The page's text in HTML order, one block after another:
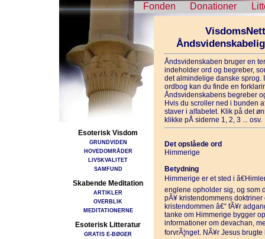
Fonden Donationer
Esoterisk Visdom
GRUNDVIDEN
HOVEDOMRÅDER
LIVSKVALITET
SAMFUND
Skabende Meditation
ARTIKLER
OVERBLIK
MEDITATIONERNE
Esoterisk Litteratur
GRATIS E-BØGER
Åndsvidenskaben bruger en
indeholder ord og begreber,
det almindelige danske sprog.
ordbog kan du finde en
Åndsvidenskabens begreber
Hvis du scroller ned i bunden
staver i alfabetet. Klik på det
klikke pÅ siderne 1, 2, 3 ... osv.
Det opslåede ord
Himmerige
Betydning
Himmerige er et sted i
englene opholder sig, og som
pÃ¥ kristendommens doktriner
kristendommen â€“ fÃ¥r
tanke om Himmerige bygger
informationer om devachan,
forvrÃ¦nget. NÃ¥r Jesus